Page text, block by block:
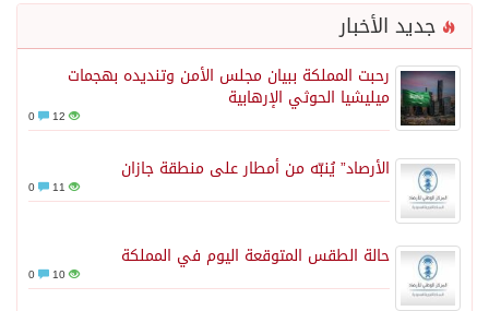
جديد الأخبار
رحبت المملكة ببيان مجلس الأمن وتنديده بهجمات
ميليشيا الحوثي الإرهابية
12
الأرصاد” يُنبّه من أمطار على منطقة جازان
11
حالة الطقس المتوقعة اليوم في المملكة
10